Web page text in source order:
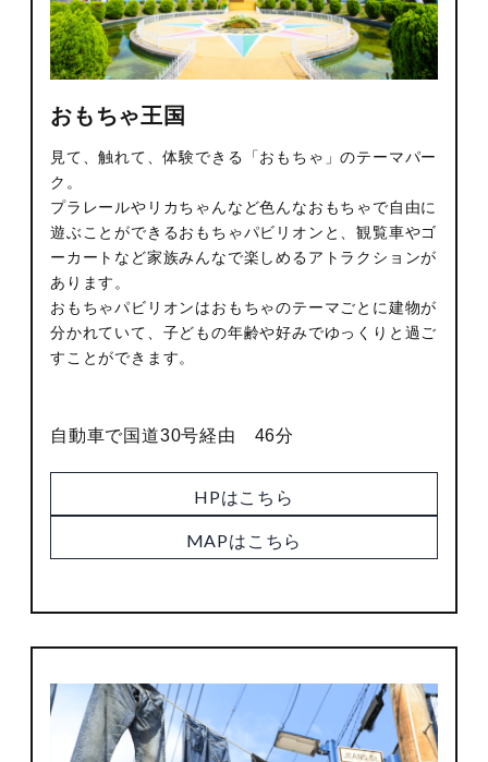
おもちゃ王国
見て、触れて、体験できる「おもちゃ」のテーマパー
ク。
プラレールやリカちゃんなど色んなおもちゃで自由に
遊ぶことができるおもちゃパビリオンと、観覧車やゴ
ーカートなど家族みんなで楽しめるアトラクションが
あります。
おもちゃパビリオンはおもちゃのテーマごとに建物が
分かれていて、子どもの年齢や好みでゆっくりと過ご
すことができます。
自動車で国道30号経由 46分
HPはこちら
MAPはこちら